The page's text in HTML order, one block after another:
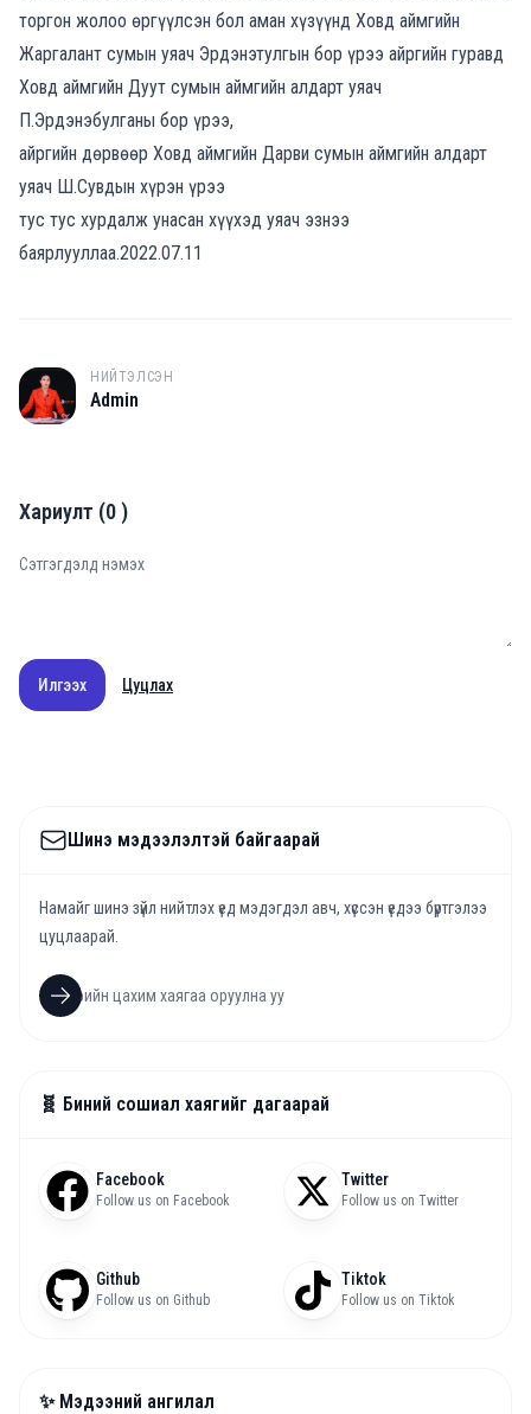
торгон жолоо өргүүлсэн бол аман хүзүүнд Ховд аймгийн
Жаргалант сумын уяач Эрдэнэтулгын бор үрээ айргийн гуравд
Ховд аймгийн Дуут сумын аймгийн алдарт уяач
П.Эрдэнэбулганы бор үрээ,
айргийн дөрвөөр Ховд аймгийн Дарви сумын аймгийн алдарт
уяач Ш.Сувдын хүрэн үрээ
тус тус хурдалж унасан хүүхэд уяач эзнээ
баярлууллаа.2022.07.11
A
НИЙТЭЛСЭН
Admin
Хариулт (0)
Илгээх Цуцлах
Шинэ мэдээлэлтэй байгаарай
Намайг шинэ зүйл нийтлэх үед мэдэгдэл авч, хүссэн үедээ бүртгэлээ
цуцлаарай.
🧬 Биний сошиал хаягийг дагаарай
Facebook
Follow us on Facebook
Twitter
Follow us on Twitter
Github
Follow us on Github
Tiktok
Follow us on Tiktok
✨ Мэдээний ангилал